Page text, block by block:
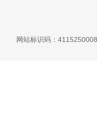
网站标识码：4115250008